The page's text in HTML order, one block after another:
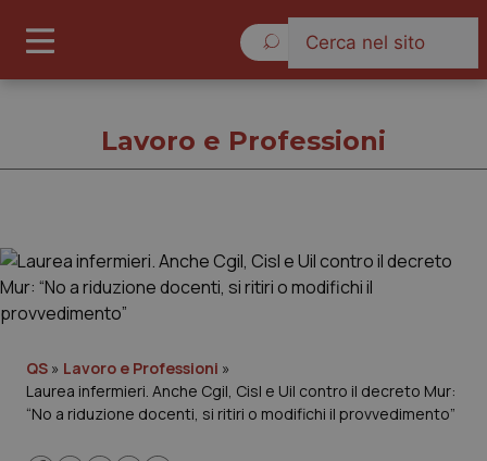
Cronache
Governo e Parlamento
Regioni e Asl
Lavoro e Professioni
QS » Lavoro e Professioni »
Laurea infermieri. Anche Cgil, Cisl e Uil contro il decreto Mur:
“No a riduzione docenti, si ritiri o modifichi il provvedimento”